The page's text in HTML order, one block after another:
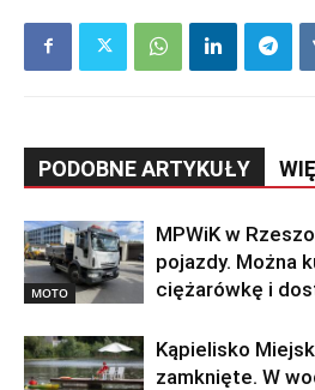
PODOBNE ARTYKUŁY
MOTO
MPWiK w
pojazdy. Można
ciężarówkę i
Kąpielisko
zamknięte. W